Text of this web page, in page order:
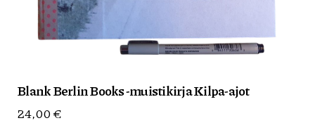
Blank Berlin Books -muistikirja Kilpa-ajot
24,00€